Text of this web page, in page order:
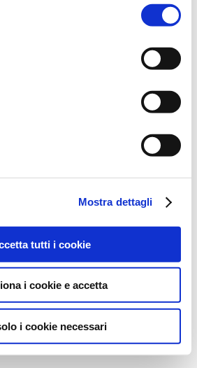
Mostra dettagli
tutti i cookie
i cookie e accetta
i cookie necessari